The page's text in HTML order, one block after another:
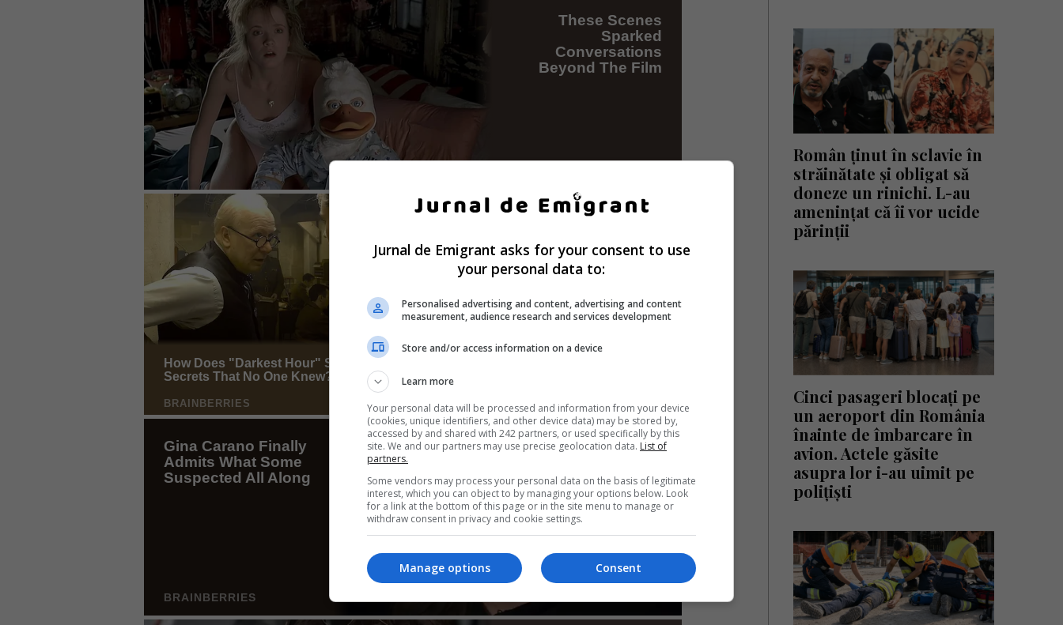
Român ținut în sclavie în
străinătate și obligat să
doneze un rinichi. L-au
amenințat că îi vor ucide
părinții
Cinci pasageri blocați pe
un aeroport din România
înainte de îmbarcare în
avion. Actele găsite
asupra lor i-au uimit pe
polițiști
Jurnal de Emigrant asks for your consent to use
your personal data to:
Personalised advertising and content, advertising and content
measurement, audience research and services development
Store and/or access information on a device
Learn more
Your personal data will be processed and information from your device
(cookies, unique identifiers, and other device data) may be stored by,
accessed by and shared with 242 partners, or used specifically by this
site. We and our partners may use precise geolocation data. List of
partners.
Some vendors may process your personal data on the basis of legitimate
interest, which you can object to by managing your options below. Look
for a link at the bottom of this page or in the site menu to manage or
withdraw consent in privacy and cookie settings.
Consent
Manage options